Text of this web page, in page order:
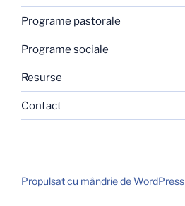
Programe pastorale
Programe sociale
Resurse
Contact
Propulsat cu mândrie de WordPress